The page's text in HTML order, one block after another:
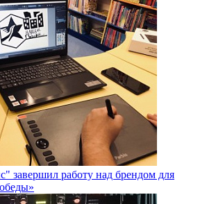
завершил работу над брендом для